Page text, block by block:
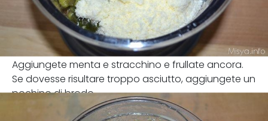
Aggiungete menta e stracchino e frullate ancora.
Se dovesse risultare troppo asciutto, aggiungete un
pochino di brodo.